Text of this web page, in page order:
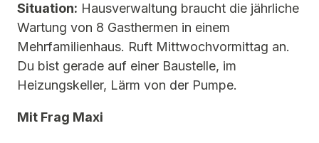
Situation: Hausverwaltung braucht die jährliche
Wartung von 8 Gasthermen in einem
Mehrfamilienhaus. Ruft Mittwochvormittag an.
Du bist gerade auf einer Baustelle, im
Heizungskeller, Lärm von der Pumpe.
Mit Frag Maxi